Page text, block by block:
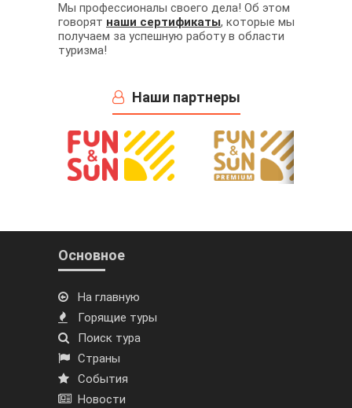
Мы профессионалы своего дела! Об этом
говорят наши сертификаты, которые мы
получаем за успешную работу в области
туризма!
Наши партнеры
Основное
На главную
Горящие туры
Поиск тура
Страны
События
Новости